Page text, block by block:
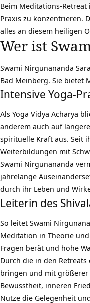
Beim Meditations-
Praxis zu konzentrieren.
alles an diesem heiligen
Wer ist
Swami Nirgunananda
Bad Meinberg. Sie bietet
Intensive Yoga-
Als Yoga Vidya Acharya
anderem auch auf
spirituelle Kraft aus. Seit
Weiterbildungen mit
Swami Nirgunananda
jahrelange
durch ihr Leben und
Leiterin des
So leitet Swami
Meditation in Theorie
Fragen berät und hohe
Durch die in den Retreats
bringen und mit größerer
Bewusstheit, inneren
Nutze die Gelegenheit